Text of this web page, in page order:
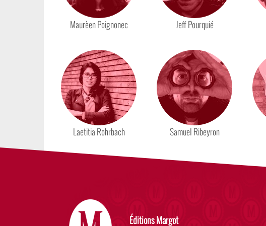
Maurèen Poignonec Jeff Pourquié
Laetitia Rohrbach Samuel Ribeyron
Éditions Margot